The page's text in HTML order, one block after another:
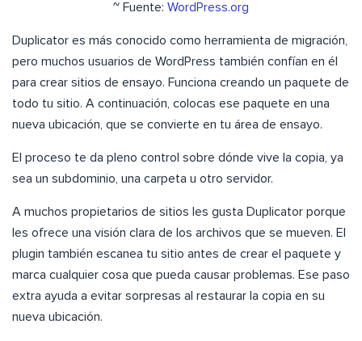
~ Fuente: WordPress.org
Duplicator es más conocido como herramienta de migración,
pero muchos usuarios de WordPress también confían en él
para crear sitios de ensayo. Funciona creando un paquete de
todo tu sitio. A continuación, colocas ese paquete en una
nueva ubicación, que se convierte en tu área de ensayo.
El proceso te da pleno control sobre dónde vive la copia, ya
sea un subdominio, una carpeta u otro servidor.
A muchos propietarios de sitios les gusta Duplicator porque
les ofrece una visión clara de los archivos que se mueven. El
plugin también escanea tu sitio antes de crear el paquete y
marca cualquier cosa que pueda causar problemas. Ese paso
extra ayuda a evitar sorpresas al restaurar la copia en su
nueva ubicación.